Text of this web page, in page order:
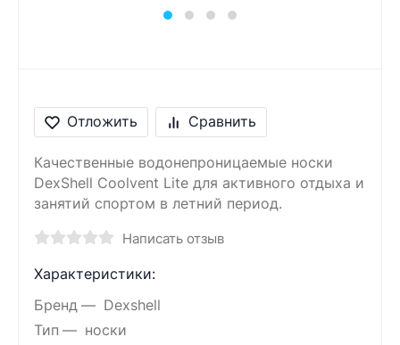
Отложить Сравнить
Качественные водонепроницаемые носки
DexShell Coolvent Lite для активного отдыха и
занятий спортом в летний период.
Написать отзыв
Характеристики:
Бренд
Dexshell
Тип
носки